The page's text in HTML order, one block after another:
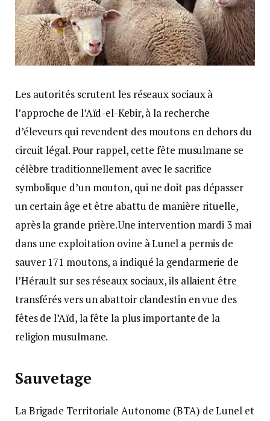
Les autorités scrutent les réseaux sociaux à
l’approche de l’Aïd-el-Kebir, à la recherche
d’éleveurs qui revendent des moutons en dehors du
circuit légal. Pour rappel, cette fête musulmane se
célèbre traditionnellement avec le sacrifice
symbolique d’un mouton, qui ne doit pas dépasser
un certain âge et être abattu de manière rituelle,
après la grande prière.Une intervention mardi 3 mai
dans une exploitation ovine à Lunel a permis de
sauver 171 moutons, a indiqué la gendarmerie de
l’Hérault sur ses réseaux sociaux, ils allaient être
transférés vers un abattoir clandestin en vue des
fêtes de l’Aïd, la fête la plus importante de la
religion musulmane.
Sauvetage
La Brigade Territoriale Autonome (BTA) de Lunel et